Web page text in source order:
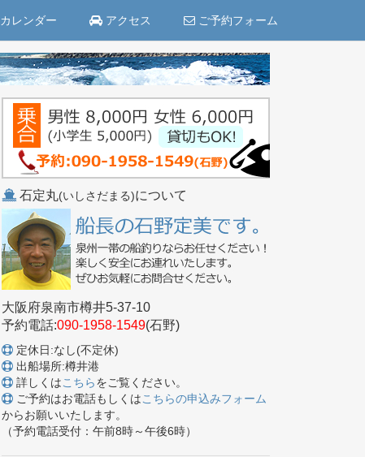
カレンダー アクセス ご予約フォーム
石定丸(いしさだまる)について
大阪府泉南市樽井5-37-10
予約電話:090-1958-1549(石野)
定休日:なし(不定休)
出船場所:樽井港
詳しくはこちらをご覧ください。
ご予約はお電話もしくはこちらの申込みフォーム
からお願いいたします。
（予約電話受付：午前8時～午後6時）